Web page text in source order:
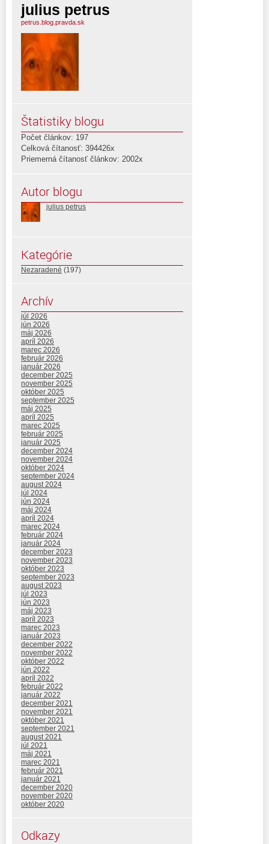
julius petrus
petrus.blog.pravda.sk
Štatistiky blogu
Počet článkov: 197
Celková čítanosť: 394426x
Priemerná čítanosť článkov: 2002x
Autor blogu
julius petrus
Kategórie
Nezaradené (197)
Archív
júl 2026
jún 2026
máj 2026
apríl 2026
marec 2026
február 2026
január 2026
december 2025
november 2025
október 2025
september 2025
máj 2025
apríl 2025
marec 2025
február 2025
január 2025
december 2024
november 2024
október 2024
september 2024
august 2024
júl 2024
jún 2024
máj 2024
apríl 2024
marec 2024
február 2024
január 2024
december 2023
november 2023
október 2023
september 2023
august 2023
júl 2023
jún 2023
máj 2023
apríl 2023
marec 2023
január 2023
december 2022
november 2022
október 2022
jún 2022
apríl 2022
február 2022
január 2022
december 2021
november 2021
október 2021
september 2021
august 2021
júl 2021
máj 2021
marec 2021
február 2021
január 2021
december 2020
november 2020
október 2020
Odkazy